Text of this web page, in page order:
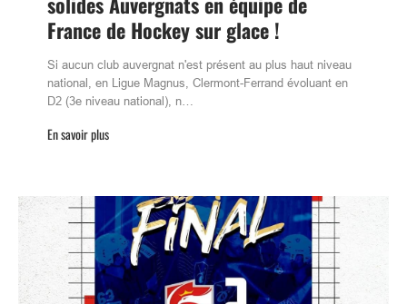
France de Hockey sur glace !
Si aucun club auvergnat n'est présent au plus haut niveau
national, en Ligue Magnus, Clermont-Ferrand évoluant en
D2 (3e niveau national), n…
En savoir plus